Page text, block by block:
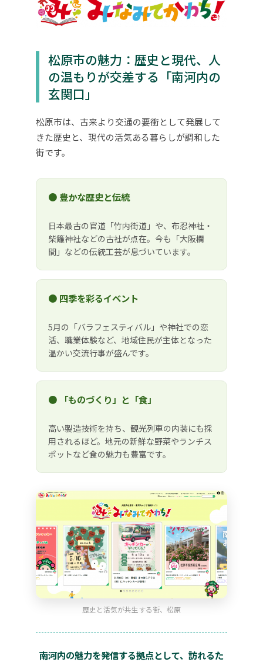
松原市の魅力：歴史と現代、人
の温もりが交差する「南河内の
玄関口」
松原市は、古来より交通の要衝として発展して
きた歴史と、現代の活気ある暮らしが調和した
街です。
● 豊かな歴史と伝統
日本最古の官道「竹内街道」や、布忍神社・
柴籬神社などの古社が点在。今も「大阪欄
間」などの伝統工芸が息づいています。
● 四季を彩るイベント
5月の「バラフェスティバル」や神社での恋
活、職業体験など、地域住民が主体となった
温かい交流行事が盛んです。
● 「ものづくり」と「食」
高い製造技術を持ち、観光列車の内装にも採
用されるほど。地元の新鮮な野菜やランチス
ポットなど食の魅力も豊富です。
歴史と活気が共生する街、松原
南河内の魅力を発信する拠点として、訪れるた